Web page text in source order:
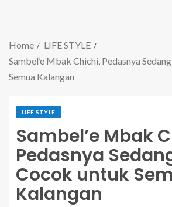
Home
LIFE STYLE
Sambel’e Mbak Chichi, Pedasnya
Semua Kalangan
LIFE STYLE
Sambel’e Mbak
Pedasnya
Cocok untuk
Kalangan